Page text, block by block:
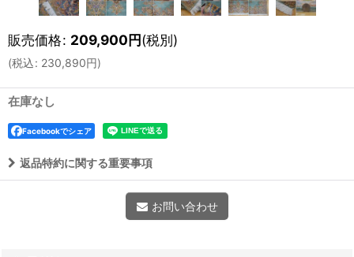
販売価格: 209,900円(税別)
(税込: 230,890円)
在庫なし
Facebookでシェア
返品特約に関する重要事項
お問い合わせ